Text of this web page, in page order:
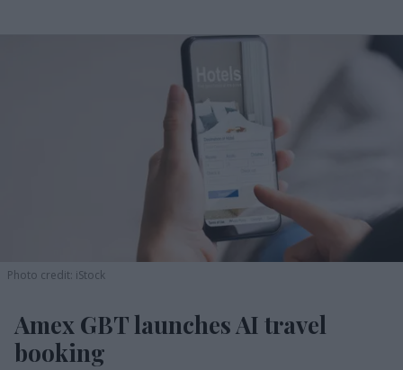
Photo credit: iStock
Amex GBT launches AI travel
booking